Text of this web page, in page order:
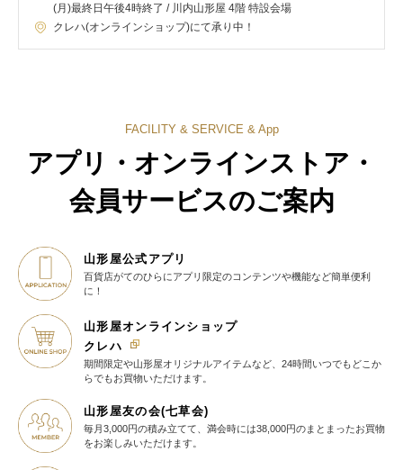
(月)最終日午後4時終了 / 川内山形屋 4階 特設会場
クレハ(オンラインショップ)にて承り中！
FACILITY & SERVICE & App
アプリ・オンラインストア・
会員サービスのご案内
山形屋公式アプリ
百貨店がてのひらにアプリ限定のコンテンツや機能など簡単便利
に！
山形屋オンラインショップ
クレハ
期間限定や山形屋オリジナルアイテムなど、24時間いつでもどこか
らでもお買物いただけます。
山形屋友の会(七草会)
毎月3,000円の積み立てて、満会時には38,000円のまとまったお買物
をお楽しみいただけます。